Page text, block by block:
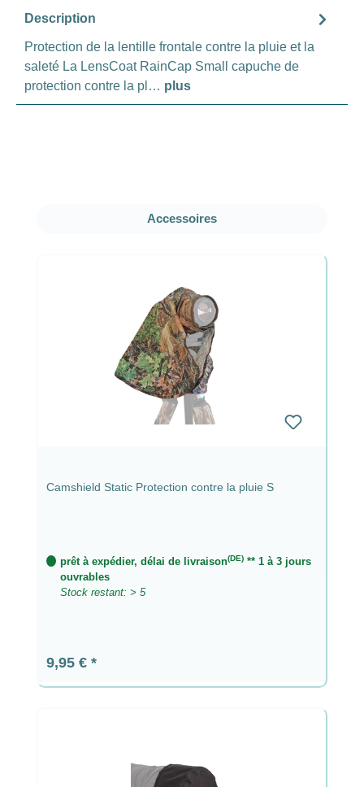
Description
Protection de la lentille frontale contre la pluie et la
saleté La LensCoat RainCap Small capuche de
protection contre la pl… plus
Ignorer la galerie de produits
Accessoires
Camshield Static Protection contre la pluie S
prêt à expédier, délai de livraison(DE)** 1 à 3 jours
ouvrables
Stock restant: > 5
Prix régulier :
9,95 €